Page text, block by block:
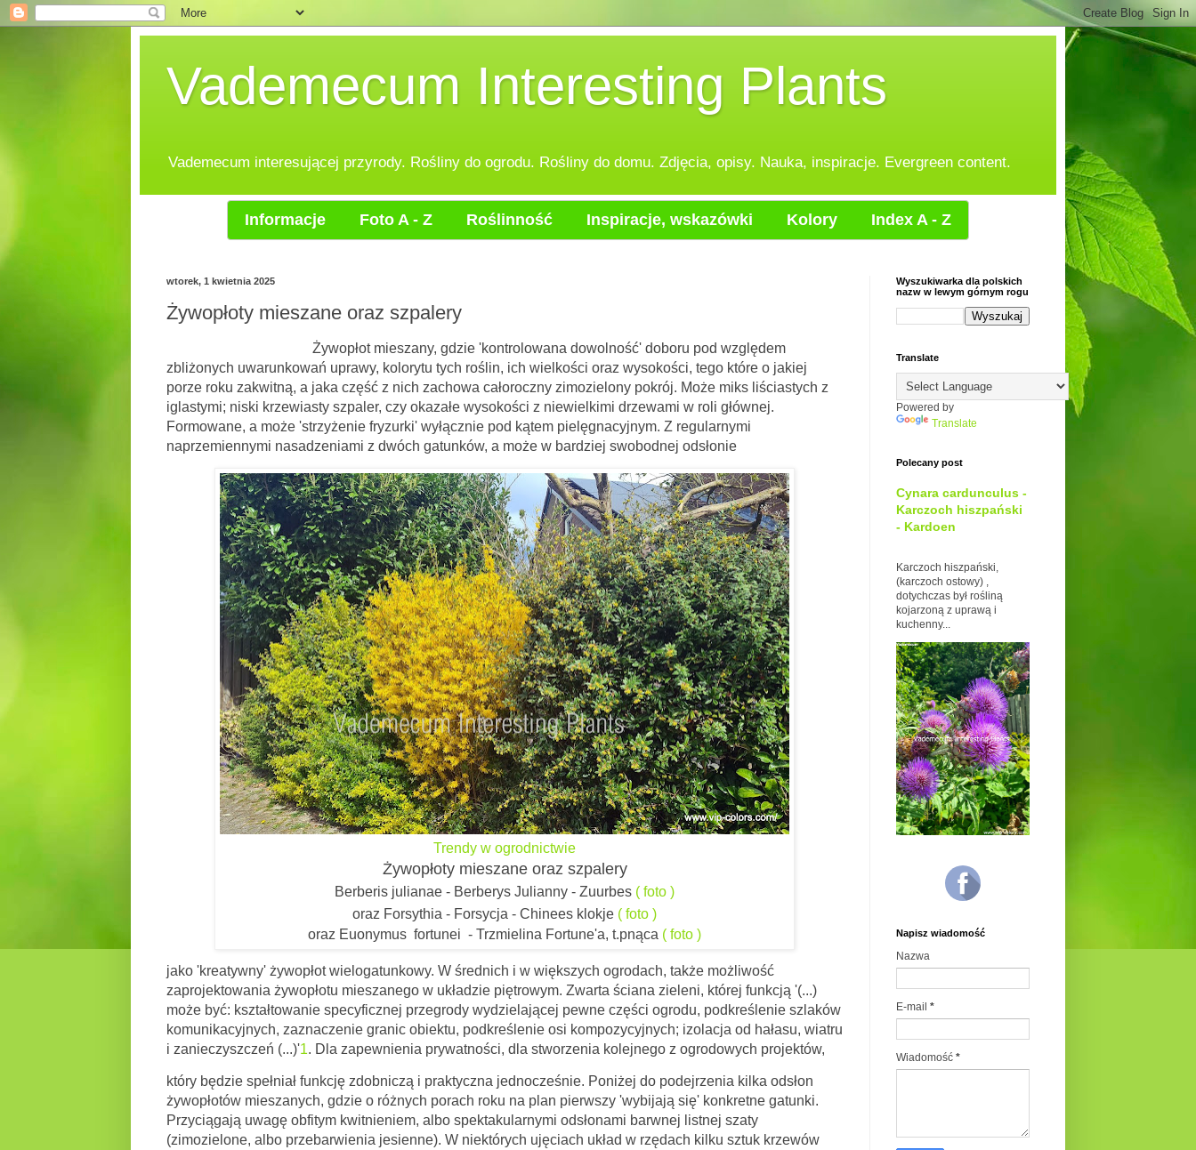
Vademecum Interesting Plants
Vademecum interesującej przyrody. Rośliny do ogrodu. Rośliny do domu. Zdjęcia, opisy. Nauka, inspiracje. Evergreen content.
Informacje Foto A - Z Roślinność Inspiracje, wskazówki Kolory Index A - Z
wtorek, 1 kwietnia 2025
Żywopłoty mieszane oraz szpalery
Żywopłot mieszany, gdzie 'kontrolowana dowolność' doboru pod względem
zbliżonych uwarunkowań uprawy, kolorytu tych roślin, ich wielkości oraz wysokości, tego które o jakiej
porze roku zakwitną, a jaka część z nich zachowa całoroczny zimozielony pokrój. Może miks liściastych z
iglastymi; niski krzewiasty szpaler, czy okazałe wysokości z niewielkimi drzewami w roli głównej.
Formowane, a może 'strzyżenie fryzurki' wyłącznie pod kątem pielęgnacyjnym. Z regularnymi
naprzemiennymi nasadzeniami z dwóch gatunków, a może w bardziej swobodnej odsłonie
Trendy w ogrodnictwie
Żywopłoty mieszane oraz szpalery
Berberis julianae - Berberys Julianny - Zuurbes ( foto )
oraz Forsythia - Forsycja - Chinees klokje ( foto )
oraz Euonymus fortunei - Trzmielina Fortune'a, t.pnąca ( foto )
jako 'kreatywny' żywopłot wielogatunkowy. W średnich i w większych ogrodach, także możliwość
zaprojektowania żywopłotu mieszanego w układzie piętrowym. Zwarta ściana zieleni, której funkcją '(...)
może być: kształtowanie specyficznej przegrody wydzielającej pewne części ogrodu, podkreślenie szlaków
komunikacyjnych, zaznaczenie granic obiektu, podkreślenie osi kompozycyjnych; izolacja od hałasu, wiatru
i zanieczyszczeń (...)'1. Dla zapewnienia prywatności, dla stworzenia kolejnego z ogrodowych projektów,
który będzie spełniał funkcję zdobniczą i praktyczna jednocześnie. Poniżej do podejrzenia kilka odsłon
żywopłotów mieszanych, gdzie o różnych porach roku na plan pierwszy 'wybijają się' konkretne gatunki.
Przyciągają uwagę obfitym kwitnieniem, albo spektakularnymi odsłonami barwnej listnej szaty
(zimozielone, albo przebarwienia jesienne). W niektórych ujęciach układ w rzędach kilku sztuk krzewów
Wyszukiwarka dla polskich
nazw w lewym górnym rogu
Translate
Powered by
Translate
Polecany post
Cynara cardunculus -
Karczoch hiszpański
- Kardoen
Karczoch hiszpański,
(karczoch ostowy) ,
dotychczas był rośliną
kojarzoną z uprawą i
kuchenny...
Napisz wiadomość
Nazwa
E-mail *
Wiadomość *